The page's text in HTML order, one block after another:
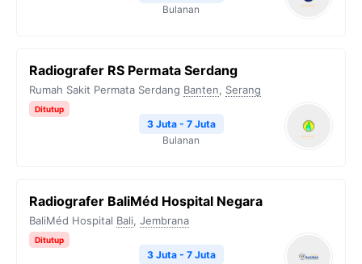
Bulanan
Radiografer RS Permata Serdang
Rumah Sakit Permata Serdang Banten, Serang
Ditutup
3 Juta - 7 Juta
Bulanan
Radiografer BaliMéd Hospital Negara
BaliMéd Hospital Bali, Jembrana
Ditutup
3 Juta - 7 Juta